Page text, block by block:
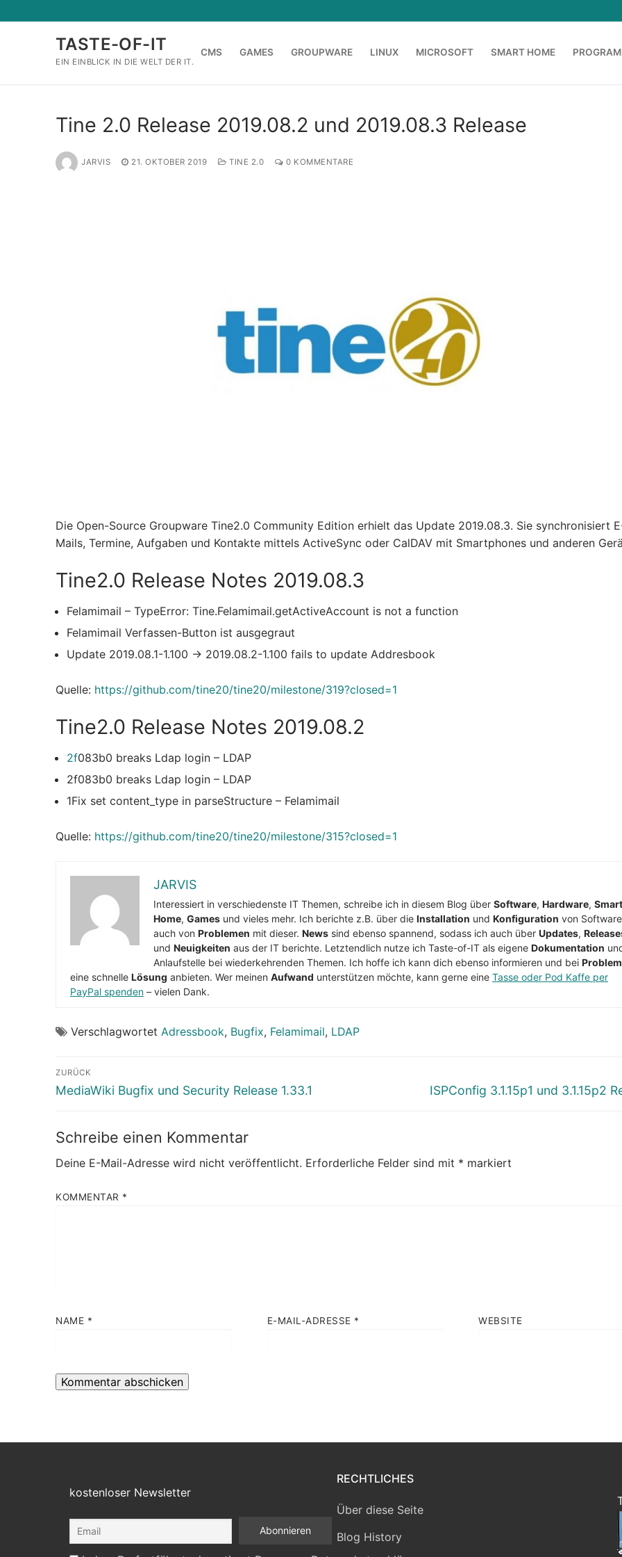
Inhalt
TASTE-OF-IT
EIN EINBLICK IN DIE WELT DER IT.
CMS GAMES GROUPWARE LINUX MICROSOFT SMART HOME
Tine 2.0 Release 2019.08.2 und 2019.08.3 Release
JARVIS 21. OKTOBER 2019 TINE 2.0 0 KOMMENTARE
Die Open-Source Groupware Tine2.0 Community Edition erhielt das Update 2019.08.3. Sie synchronisiert
Mails, Termine, Aufgaben und Kontakte mittels ActiveSync oder CalDAV mit Smartphones und anderen
Tine2.0 Release Notes 2019.08.3
Felamimail – TypeError: Tine.Felamimail.getActiveAccount is not a function
Felamimail Verfassen-Button ist ausgegraut
Update 2019.08.1-1.100 -> 2019.08.2-1.100 fails to update Addresbook
Quelle: https://github.com/tine20/tine20/milestone/319?closed=1
Tine2.0 Release Notes 2019.08.2
2f083b0 breaks Ldap login – LDAP
2f083b0 breaks Ldap login – LDAP
1Fix set content_type in parseStructure – Felamimail
Quelle: https://github.com/tine20/tine20/milestone/315?closed=1
JARVIS
Interessiert in verschiedenste IT Themen, schreibe ich in diesem Blog über Software, Hardware, Smart
Home, Games und vieles mehr. Ich berichte z.B. über die Installation und Konfiguration von
auch von Problemen mit dieser. News sind ebenso spannend, sodass ich auch über Updates,
und Neuigkeiten aus der IT berichte. Letztendlich nutze ich Taste-of-IT als eigene Dokumentation
Anlaufstelle bei wiederkehrenden Themen. Ich hoffe ich kann dich ebenso informieren und bei
eine schnelle Lösung anbieten. Wer meinen Aufwand unterstützen möchte, kann gerne eine Tasse oder Pod Kaffe per
PayPal spenden – vielen Dank.
Verschlagwortet Adressbook, Bugfix, Felamimail, LDAP
Beitragsnavigation
ZURÜCK
Vorheriger
MediaWiki Bugfix und Security Release 1.33.1
Nächster
ISPConfig 3.1.15p1 und 3.1.15p2
Schreibe einen Kommentar
Deine E-Mail-Adresse wird nicht veröffentlicht. Erforderliche Felder sind mit * markiert
KOMMENTAR *
NAME * E-MAIL-ADRESSE * WEBSITE
kostenloser Newsletter
RECHTLICHES
Über diese Seite
Blog History